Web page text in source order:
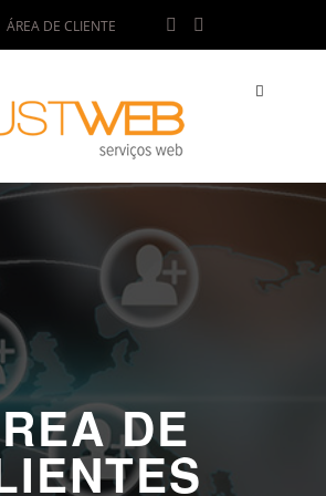
ÁREA DE CLIENTE
DE